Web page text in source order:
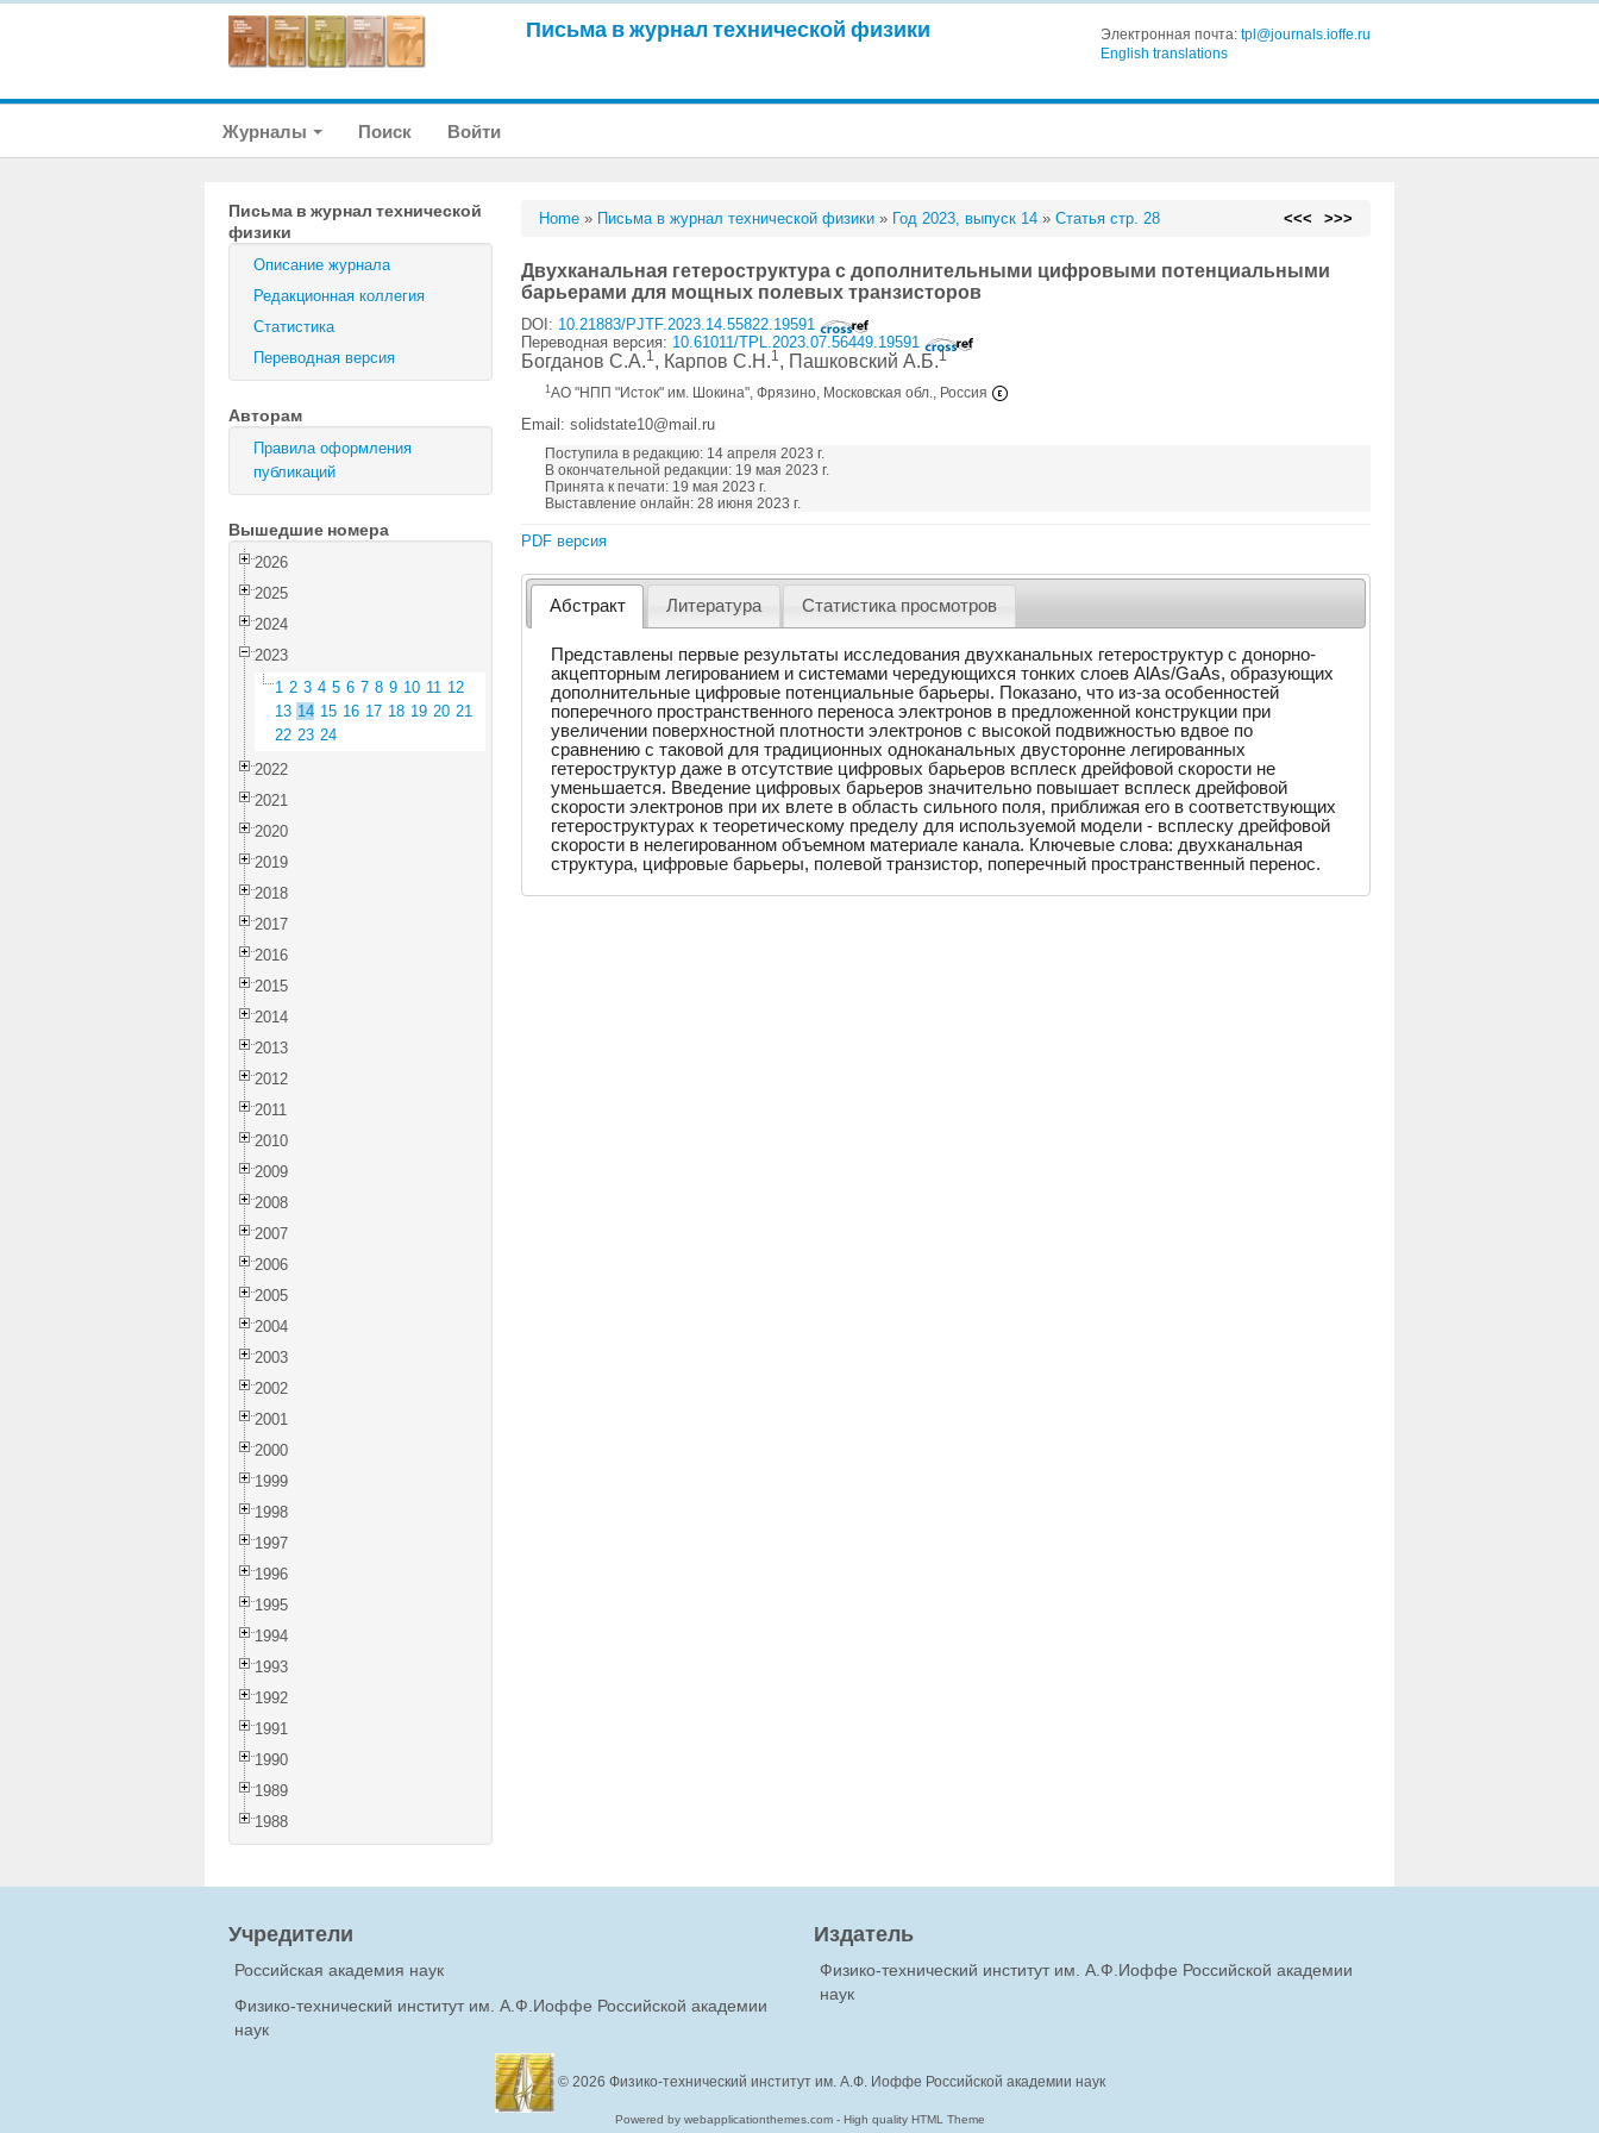
Письма в журнал технической физики Электронная почта: tpl@journals.ioffe.ru
English translations
Журналы Поиск Войти
Письма в журнал технической
физики
Описание журнала
Редакционная коллегия
Статистика
Переводная версия
Авторам
Правила оформления
публикаций
Вышедшие номера
2026
2025
2024
2023
1 2 3 4 5 6 7 8 9 10 11 12
13 14 15 16 17 18 19 20 21
22 23 24
2022
2021
2020
2019
2018
2017
2016
2015
2014
2013
2012
2011
2010
2009
2008
2007
2006
2005
2004
2003
2002
2001
2000
1999
1998
1997
1996
1995
1994
1993
1992
1991
1990
1989
1988
Home » Письма в журнал технической физики » Год 2023, выпуск 14 »Статья стр. 28 <<< >>>
Двухканальная гетероструктура с дополнительными цифровыми потенциальными
барьерами для мощных полевых транзисторов
DOI: 10.21883/PJTF.2023.14.55822.19591
Переводная версия: 10.61011/TPL.2023.07.56449.19591
Богданов С.А.1, Карпов С.Н.1, Пашковский А.Б.1
1 АО "НПП "Исток" им. Шокина", Фрязино, Московская обл., Россия
Email: solidstate10@mail.ru
Поступила в редакцию: 14 апреля 2023 г.
В окончательной редакции: 19 мая 2023 г.
Принята к печати: 19 мая 2023 г.
Выставление онлайн: 28 июня 2023 г.
PDF версия
Абстракт Литература Статистика просмотров
Представлены первые результаты исследования двухканальных гетероструктур с донорно-
акцепторным легированием и системами чередующихся тонких слоев AlAs/GaAs, образующих
дополнительные цифровые потенциальные барьеры. Показано, что из-за особенностей
поперечного пространственного переноса электронов в предложенной конструкции при
увеличении поверхностной плотности электронов с высокой подвижностью вдвое по
сравнению с таковой для традиционных одноканальных двусторонне легированных
гетероструктур даже в отсутствие цифровых барьеров всплеск дрейфовой скорости не
уменьшается. Введение цифровых барьеров значительно повышает всплеск дрейфовой
скорости электронов при их влете в область сильного поля, приближая его в соответствующих
гетероструктурах к теоретическому пределу для используемой модели - всплеску дрейфовой
скорости в нелегированном объемном материале канала. Ключевые слова: двухканальная
структура, цифровые барьеры, полевой транзистор, поперечный пространственный перенос.
Учредители
Российская академия наук
Физико-технический институт им. А.Ф.Иоффе Российской академии
наук
Издатель
Физико-технический институт им. А.Ф.Иоффе Российской академии
наук
© 2026 Физико-технический институт им. А.Ф. Иоффе Российской академии наук
Powered by webapplicationthemes.com - High quality HTML Theme